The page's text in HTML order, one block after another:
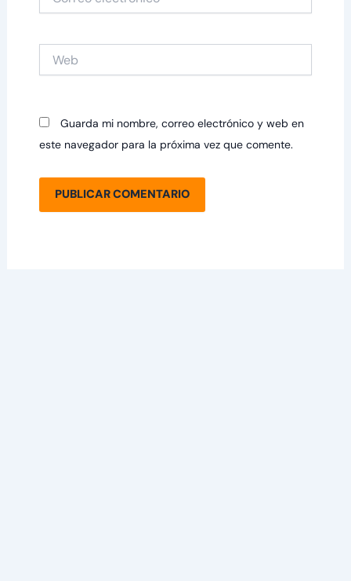
electrónico*
Guarda mi nombre, correo electrónico y web en
este navegador para la próxima vez que comente.